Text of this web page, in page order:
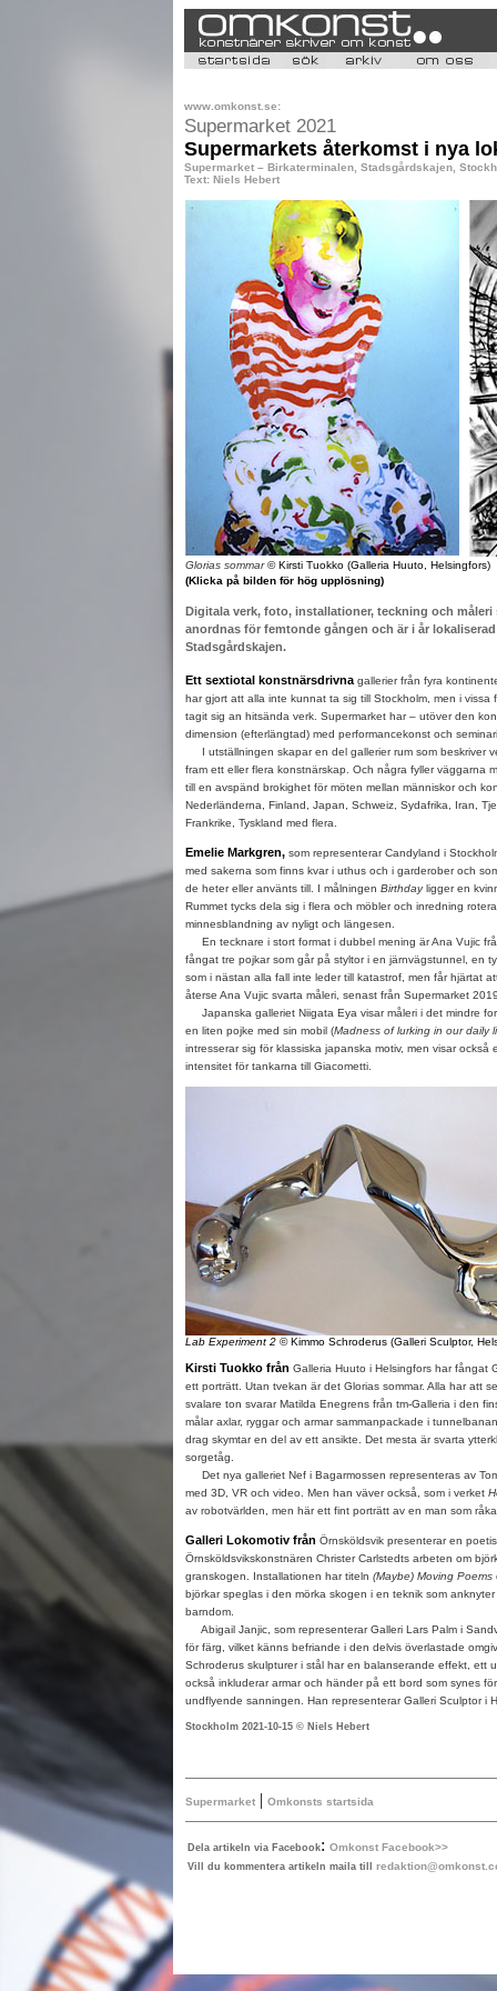
www.omkonst.se:
Supermarket 2021
Supermarkets återkomst i nya
Supermarket – Birkaterminalen, Stadsgårdskajen,
Text: Niels Hebert
Glorias sommar© Kirsti Tuokko (Galleria Huuto, Helsingfors)
(Klicka på bilden för hög upplösning)
Digitala verk, foto, installationer, teckning och
anordnas för femtonde gången och är i år
Stadsgårdskajen.
Ett sextiotal konstnärsdrivnagallerier från fyra
har gjort att alla inte kunnat ta sig till Stockholm, men i vissa
tagit sig an hitsända verk. Supermarket har – utöver den
dimension (efterlängtad) med performancekonst och
I utställningen skapar en del gallerier rum som beskriver
fram ett eller flera konstnärskap. Och några fyller väggarna
till en avspänd brokighet för möten mellan människor och
Nederländerna, Finland, Japan, Schweiz, Sydafrika, Iran,
Frankrike, Tyskland med flera.
Emelie Markgren,som representerar Candyland i
med sakerna som finns kvar i uthus och i garderober och
de heter eller använts till. I målningen Birthdayligger en
Rummet tycks dela sig i flera och möbler och inredning
minnesblandning av nyligt och längesen.
En tecknare i stort format i dubbel mening är Ana Vujic
fångat tre pojkar som går på styltor i en järnvägstunnel, en
som i nästan alla fall inte leder till katastrof, men får hjärtat
återse Ana Vujic svarta måleri, senast från Supermarket
Japanska galleriet Niigata Eya visar måleri i det mindre
en liten pojke med sin mobil (Madness of lurking in our daily
intresserar sig för klassiska japanska motiv, men visar också
intensitet för tankarna till Giacometti.
Lab Experiment 2© Kimmo Schroderus (Galleri Sculptor,
Kirsti Tuokko från Galleria Huuto i Helsingfors har fångat
ett porträtt. Utan tvekan är det Glorias sommar. Alla har att
svalare ton svarar Matilda Enegrens från tm-Galleria i den
målar axlar, ryggar och armar sammanpackade i
drag skymtar en del av ett ansikte. Det mesta är svarta
sorgetåg.
Det nya galleriet Nef i Bagarmossen representeras av
med 3D, VR och video. Men han väver också, som i verket
av robotvärlden, men här ett fint porträtt av en man som
Galleri Lokomotiv från Örnsköldsvik presenterar en
Örnsköldsvikskonstnären Christer Carlstedts arbeten om
granskogen. Installationen har titeln (Maybe) Moving Poems
björkar speglas i den mörka skogen i en teknik som
barndom.
Abigail Janjic, som representerar Galleri Lars Palm i
för färg, vilket känns befriande i den delvis överlastade
Schroderus skulpturer i stål har en balanserande effekt, ett
också inkluderar armar och händer på ett bord som synes
undflyende sanningen. Han representerar Galleri Sculptor i
Stockholm 2021-10-15 © Niels Hebert
Supermarket | Omkonsts startsida
Dela artikeln via Facebook: Omkonst Facebook>>
Vill du kommentera artikeln maila till